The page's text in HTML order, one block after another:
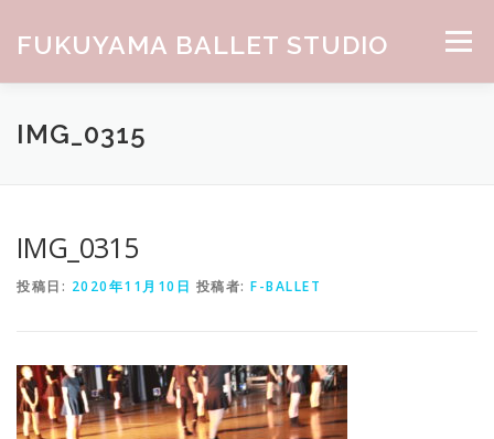
FUKUYAMA BALLET STUDIO メニュー
HOME ABOUT
IMG_0315
IMG_0315
投稿日: 2020年11月10日 投稿者: F-BALLET